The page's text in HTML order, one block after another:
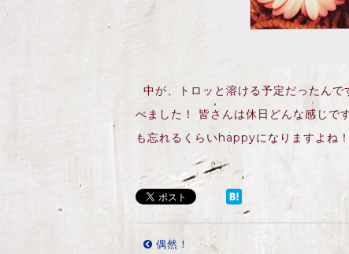
中が、トロッと溶ける予定だったん
べました！ 皆さんは休日どんな感じで
も忘れるくらいhappyになりますよね
偶然！